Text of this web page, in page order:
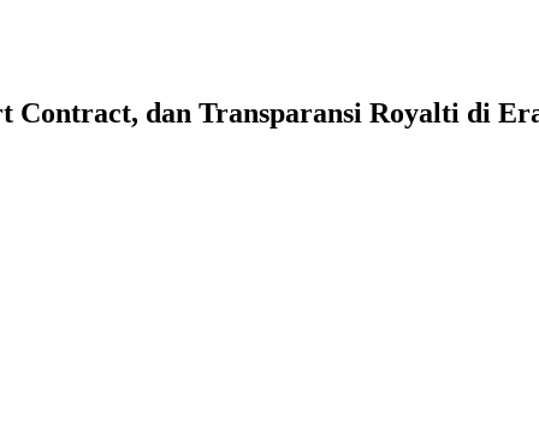
Contract, dan Transparansi Royalti di